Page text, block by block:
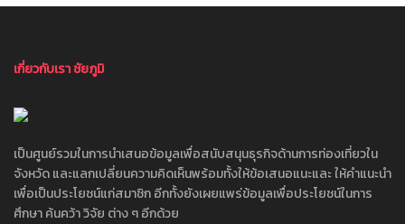
เกี่ยวกับเรา ชัยภูมิ
เป็นศูนย์รวมในการนำเสนอข้อมูลเพื่อสนับสนุนธุรกิจด้านการท่องเที่ยวใน
จังหวัด และแลกเปลี่ยนความคิดเห็นพร้อมทั้งให้ข้อเสนอแนะและ ให้คำแนะนำ
เพื่อเป็นประโยชน์แก่สมาชิก อีกทั้งยังเผยแพร่ข้อมูลเพื่อประโยชน์ในการ
ศึกษา ค้นคว้า วิจัย ต่าง ๆ อีกด้วย